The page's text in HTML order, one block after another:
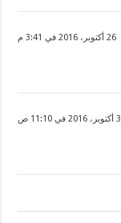
26 أكتوبر، 2016 في 3:41 م
3 أكتوبر، 2016 في 11:10 ص